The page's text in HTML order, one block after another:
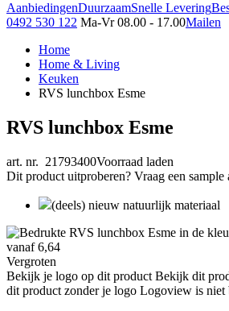
AanbiedingenDuurzaamSnelle Levering
0492 530 122 Ma-Vr 08.00 - 17.00Mailen
Home
Home & Living
Keuken
RVS lunchbox Esme
RVS lunchbox Esme
art. nr. 21793400Voorraad laden
Dit product uitproberen? Vraag een sample
(deels) nieuw natuurlijk materiaal
Vergroten
Bekijk je logo op dit product Bekijk dit
dit product zonder je logo Logoview is niet